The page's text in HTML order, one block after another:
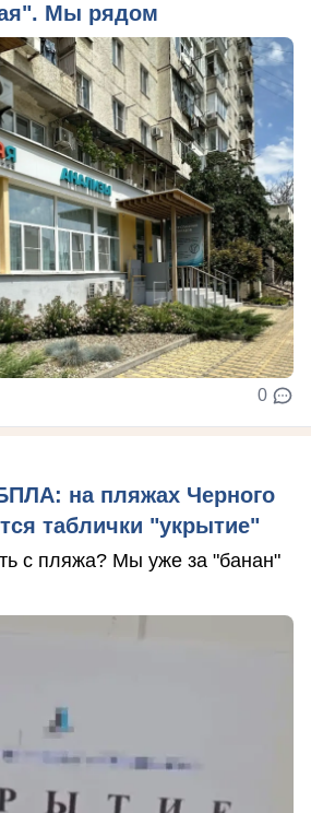
Мы рядом
0
на пляжах Черного
таблички "укрытие"
с пляжа? Мы уже за "банан"